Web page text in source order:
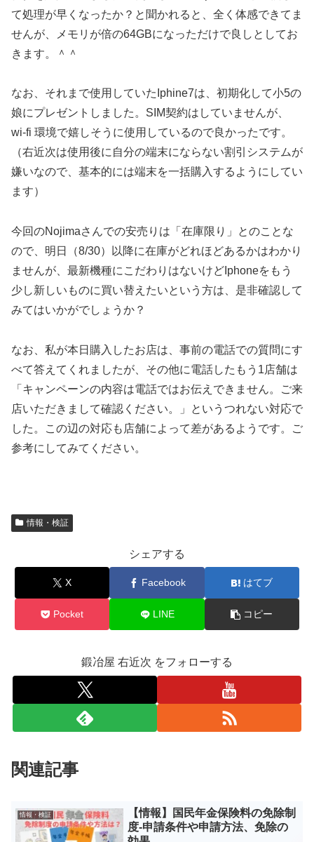
て処理が早くなったか？と聞かれると、全く体感できてま
せんが、メモリが倍の64GBになっただけで良しとしてお
きます。＾＾
なお、それまで使用していたIphine7は、初期化して小5の
娘にプレゼントしました。SIM契約はしていませんが、
wi-fi 環境で嬉しそうに使用しているので良かったです。
（右近次は使用後に自分の端末にならない割引システムが
嫌いなので、基本的には端末を一括購入するようにしてい
ます）
今回のNojimaさんでの安売りは「在庫限り」とのことな
ので、明日（8/30）以降に在庫がどれほどあるかはわかり
ませんが、最新機種にこだわりはないけどIphoneをもう
少し新しいものに買い替えたいという方は、是非確認して
みてはいかがでしょうか？
なお、私が本日購入したお店は、事前の電話での質問にす
べて答えてくれましたが、その他に電話したもう1店舗は
「キャンペーンの内容は電話ではお伝えできません。ご来
店いただきまして確認ください。」というつれない対応で
した。この辺の対応も店舗によって差があるようです。ご
参考にしてみてください。
情報・検証
シェアする
X Facebook はてブ
Pocket LINE コピー
鍛冶屋 右近次 をフォローする
関連記事
情報・検証
【情報】国民年金保険料の免除制
度-申請条件や申請方法、免除の